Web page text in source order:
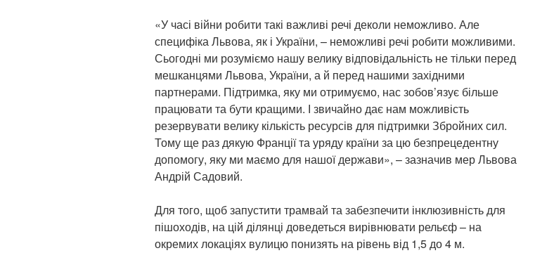
«У часі війни робити такі важливі речі деколи неможливо. Але
специфіка Львова, як і України, – неможливі речі робити можливими.
Сьогодні ми розуміємо нашу велику відповідальність не тільки перед
мешканцями Львова, України, а й перед нашими західними
партнерами. Підтримка, яку ми отримуємо, нас зобов’язує більше
працювати та бути кращими. І звичайно дає нам можливість
резервувати велику кількість ресурсів для підтримки Збройних сил.
Тому ще раз дякую Франції та уряду країни за цю безпрецедентну
допомогу, яку ми маємо для нашої держави», – зазначив мер Львова
Андрій Садовий.
Для того, щоб запустити трамвай та забезпечити інклюзивність для
пішоходів, на цій ділянці доведеться вирівнювати рельєф – на
окремих локаціях вулицю понизять на рівень від 1,5 до 4 м.